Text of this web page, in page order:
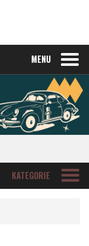
MENU
KATEGORIE